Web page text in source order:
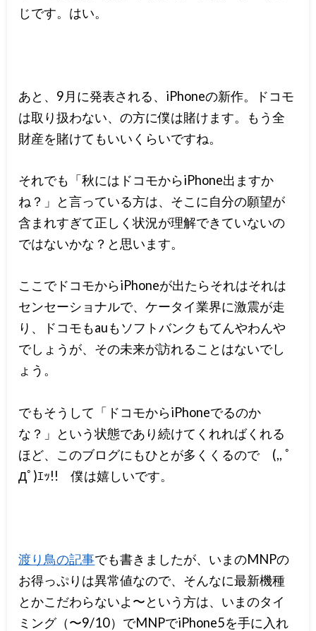
じです。はい。
あと、9月に発表される、iPhoneの新作。ドコモ
は取り扱わない、の方に僕は賭けます。もう全
財産を賭けてもいいくらいですね。
それでも「秋にはドコモからiPhone出ますか
ね？」と言っている方は、そこに自分の願望が
含まれすぎて正しく状況が理解できていないの
ではないかな？と思います。
ここでドコモからiPhoneが出たらそれはそれは
センセーショナルで、ケータイ業界に激震が走
り、ドコモもauもソフトバンクもてんやわんや
でしょうが、その未来が訪れることはないでし
ょう。
でもそうして「ドコモからiPhoneでるのか
な？」という状態であり続けてくれればくれる
ほど、このブログにもひとが多くくるので (,, ﾟ
Дﾟ)ｴｯ!! 僕は嬉しいです。
渡り鳥の記事でも書きましたが、いまのMNPの
お得っぷりは異常値なので、そんなに最新機種
とかこだわらないよ〜という方は、いまのタイ
ミング（〜9/10）でMNPでiPhone5を手に入れ